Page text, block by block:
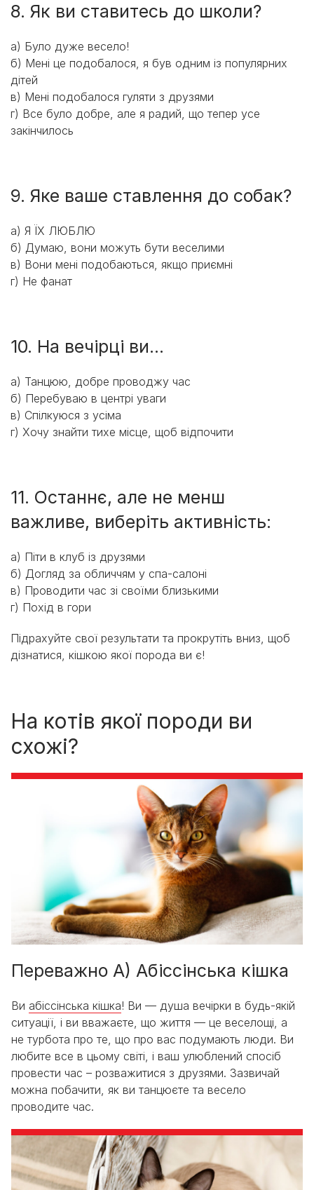
8. Як ви ставитесь до школи?
а) Було дуже весело!
б) Мені це подобалося, я був одним із популярних
дітей
в) Мені подобалося гуляти з друзями
г) Все було добре, але я радий, що тепер усе
закінчилось
9. Яке ваше ставлення до собак?
a) Я ЇХ ЛЮБЛЮ
б) Думаю, вони можуть бути веселими
в) Вони мені подобаються, якщо приємні
г) Не фанат
10. На вечірці ви...
a) Танцюю, добре проводжу час
б) Перебуваю в центрі уваги
в) Спілкуюся з усіма
г) Хочу знайти тихе місце, щоб відпочити
11. Останнє, але не менш
важливе, виберіть активність:
a) Піти в клуб із друзями
б) Догляд за обличчям у спа-салоні
в) Проводити час зі своїми близькими
г) Похід в гори
Підрахуйте свої результати та прокрутіть вниз, щоб
дізнатися, кішкою якої порода ви є!
На котів якої породи ви
схожі?
Переважно А) Абіссінська кішка
Ви абіссінська кішка! Ви — душа вечірки в будь-якій
ситуації, і ви вважаєте, що життя — це веселощі, а
не турбота про те, що про вас подумають люди. Ви
любите все в цьому світі, і ваш улюблений спосіб
провести час – розважитися з друзями. Зазвичай
можна побачити, як ви танцюєте та весело
проводите час.